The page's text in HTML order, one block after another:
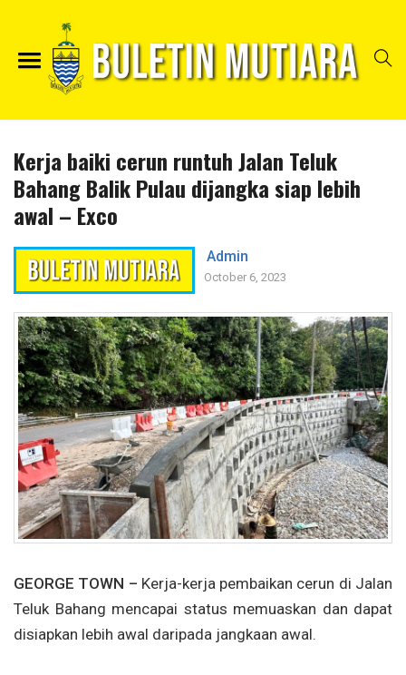
Kerja baiki cerun runtuh Jalan Teluk
Bahang Balik Pulau dijangka siap lebih
awal – Exco
Admin
October 6, 2023
GEORGE TOWN – Kerja-kerja pembaikan cerun di Jalan
Teluk Bahang mencapai status memuaskan dan dapat
disiapkan lebih awal daripada jangkaan awal.